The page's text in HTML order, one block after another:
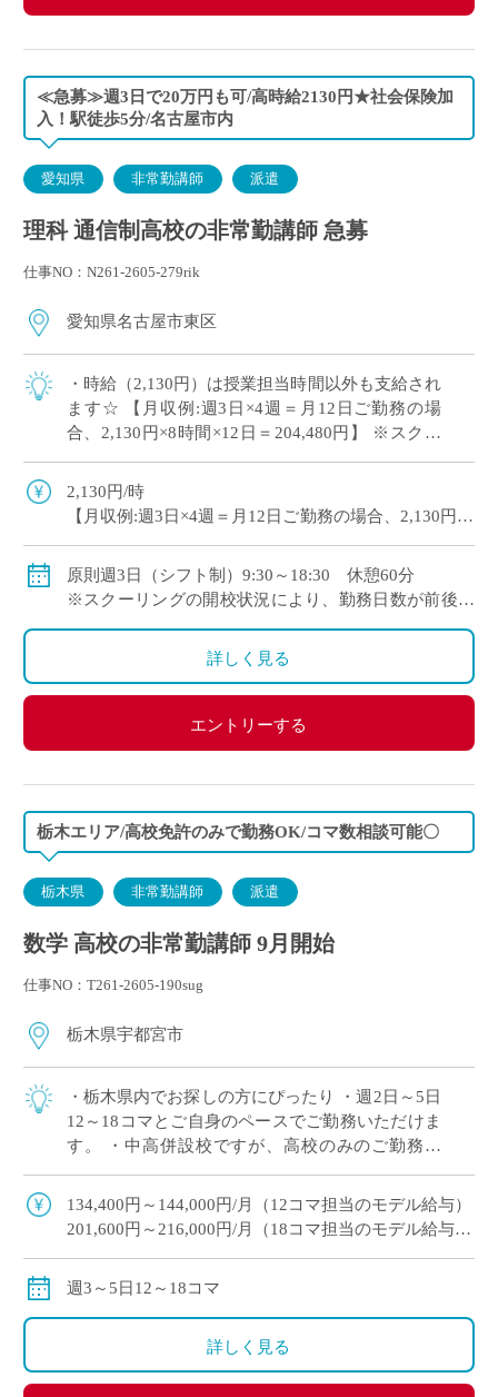
≪急募≫週3日で20万円も可/高時給2130円★社会保険加
入！駅徒歩5分/名古屋市内
愛知県 非常勤講師 派遣
理科 通信制高校の非常勤講師 急募
仕事NO：N261-2605-279rik
愛知県名古屋市東区
・時給（2,130円）は授業担当時間以外も支給され
ます☆ 【月収例:週3日×4週＝月12日ご勤務の場
合、2,130円×8時間×12日＝204,480円】 ※スクー
リングの開校状況により、勤務日数が前後する場
2,130円/時
【月収例:週3日×4週＝月12日ご勤務の場合、2,130円×8
時間×12日＝204,480円】
◆保険：社会保険加入
◆交通費：別途全額支給
原則週3日（シフト制）9:30～18:30 休憩60分
※スクーリングの開校状況により、勤務日数が前後す
る場合があります
詳しく見る
エントリーする
栃木エリア/高校免許のみで勤務OK/コマ数相談可能〇
栃木県 非常勤講師 派遣
数学 高校の非常勤講師 9月開始
仕事NO：T261-2605-190sug
栃木県宇都宮市
・栃木県内でお探しの方にぴったり ・週2日～5日
12～18コマとご自身のペースでご勤務いただけま
す。 ・中高併設校ですが、高校のみのご勤務で
OK！ ・幅広い学科があり多くの生徒と関われる
のが魅力 ・月額固定給で夏休み,冬 […]
134,400円～144,000円/月（12コマ担当のモデル給与）
201,600円～216,000円/月（18コマ担当のモデル給与）
18コマご担当の場合は、社会保険加入可
※教員経験年数により変動
週3～5日12～18コマ
詳しく見る